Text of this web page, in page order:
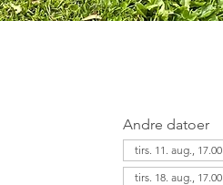
Andre datoer
tirs. 11. aug., 17.00
tirs. 18. aug., 17.00